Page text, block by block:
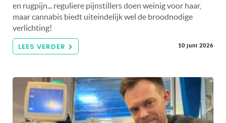
en rugpijn... reguliere pijnstillers doen weinig voor haar,
maar cannabis biedt uiteindelijk wel de broodnodige
verlichting!
LEES VERDER 10 juni 2026